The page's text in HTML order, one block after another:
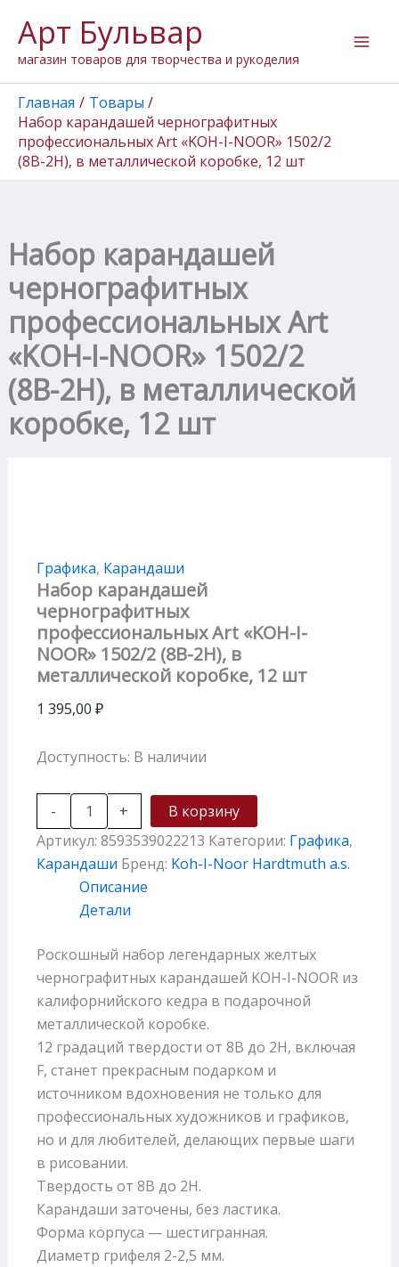
содержимому
Арт Бульвар
магазин товаров для творчества и рукоделия
Главная
Товары
Набор карандашей чернографитных
профессиональных Art «KOH-I-NOOR» 1502/2
(8В-2Н), в металлической коробке, 12 шт
Набор карандашей
чернографитных
профессиональных Art
«KOH-I-NOOR» 1502/2
(8В-2Н), в металлической
коробке, 12 шт
Графика, Карандаши
Набор карандашей
чернографитных
профессиональных Art «KOH-I-
NOOR» 1502/2 (8В-2Н), в
металлической коробке, 12 шт
1 395,00 ₽
Доступность: В наличии
-
товара
Набор
карандашей
чернографитных
профессиональных
Art
"KOH-
I-
NOOR"
металлической
коробке,
шт
+
В корзину
Артикул: 8593539022213 Категории: Графика,
Карандаши Бренд: Koh-I-Noor Hardtmuth a.s.
Описание
Детали
Роскошный набор легендарных желтых
чернографитных карандашей KOH-I-NOOR из
калифорнийского кедра в подарочной
металлической коробке.
12 градаций твердости от 8B до 2H, включая
F, станет прекрасным подарком и
источником вдохновения не только для
профессиональных художников и графиков,
но и для любителей, делающих первые шаги
в рисовании.
Твердость от 8B до 2H.
Карандаши заточены, без ластика.
Форма корпуса — шестигранная.
Диаметр грифеля 2-2,5 мм.